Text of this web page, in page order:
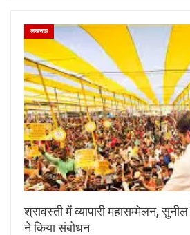
लखनऊ
श्रावस्ती में व्यापारी महासम्मेलन,
ने किया संबोधन